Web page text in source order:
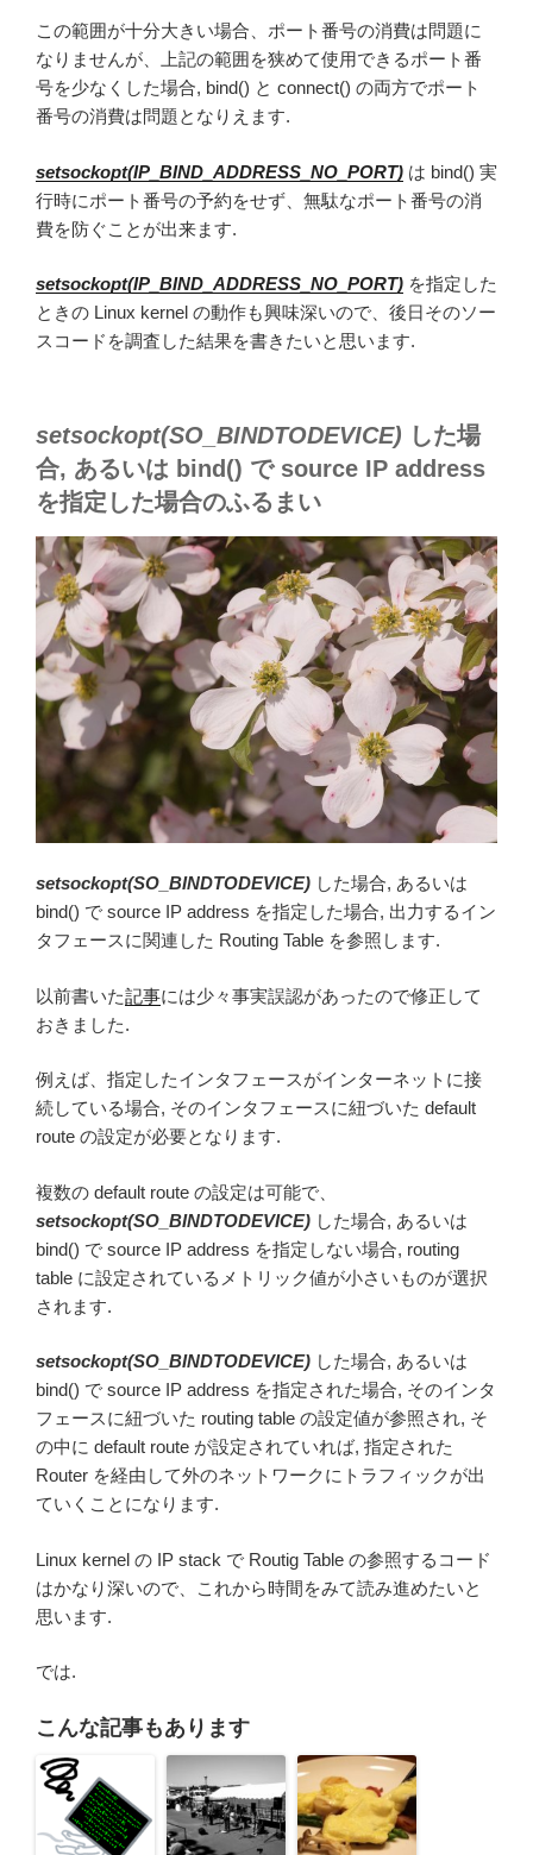
この範囲が十分大きい場合、ポート番号の消費は問題に
なりませんが、上記の範囲を狭めて使用できるポート番
号を少なくした場合, bind() と connect() の両方でポート
番号の消費は問題となりえます.
setsockopt(IP_BIND_ADDRESS_NO_PORT) は bind() 実
行時にポート番号の予約をせず、無駄なポート番号の消
費を防ぐことが出来ます.
setsockopt(IP_BIND_ADDRESS_NO_PORT) を指定した
ときの Linux kernel の動作も興味深いので、後日そのソー
スコードを調査した結果を書きたいと思います.
setsockopt(SO_BINDTODEVICE) した場
合, あるいは bind() で source IP address
を指定した場合のふるまい
setsockopt(SO_BINDTODEVICE) した場合, あるいは
bind() で source IP address を指定した場合, 出力するイン
タフェースに関連した Routing Table を参照します.
以前書いた記事には少々事実誤認があったので修正して
おきました.
例えば、指定したインタフェースがインターネットに接
続している場合, そのインタフェースに紐づいた default
route の設定が必要となります.
複数の default route の設定は可能で、
setsockopt(SO_BINDTODEVICE) した場合, あるいは
bind() で source IP address を指定しない場合, routing
table に設定されているメトリック値が小さいものが選択
されます.
setsockopt(SO_BINDTODEVICE) した場合, あるいは
bind() で source IP address を指定された場合, そのインタ
フェースに紐づいた routing table の設定値が参照され, そ
の中に default route が設定されていれば, 指定された
Router を経由して外のネットワークにトラフィックが出
ていくことになります.
Linux kernel の IP stack で Routig Table の参照するコード
はかなり深いので、これから時間をみて読み進めたいと
思います.
では.
こんな記事もあります